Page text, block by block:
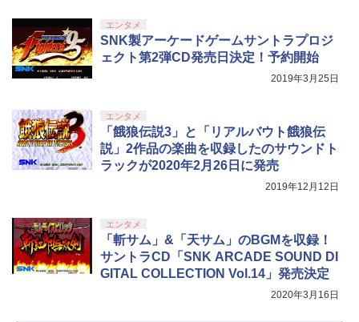
エンタメ
SNK製アーケードゲームサントラプロジ
ェクト第2弾CD発売日決定！予約開始
2019年3月25日
エンタメ
「餓狼伝説3」と「リアルバウト餓狼伝
説」2作品の楽曲を収録したのサウンドト
ラックが2020年2月26日に発売
2019年12月12日
エンタメ
「斬サム」&「天サム」のBGMを収録！
サントラCD「SNK ARCADE SOUND DI
GITAL COLLECTION Vol.14」発売決定
2020年3月16日